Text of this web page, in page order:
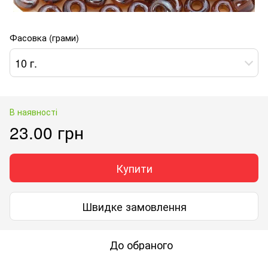
Фасовка (грами)
10 г.
В наявності
23.00 грн
Купити
Швидке замовлення
До обраного